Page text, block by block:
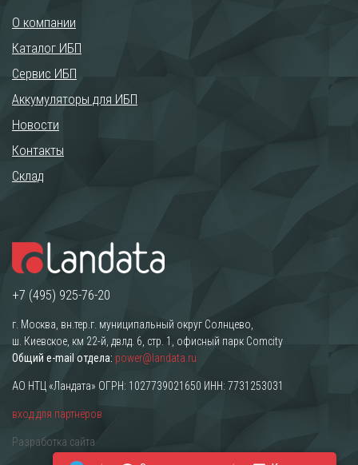
О компании
Каталог ИБП
Сервис ИБП
Аккумуляторы для ИБП
Новости
Контакты
Склад
+7 (495) 925-76-20
г. Москва, вн.тер.г. муниципальный округ Солнцево,
ш. Киевское, км 22-й, двлд. 6, стр. 1, офисный парк Comcity
Общий e-mail отдела: power@landata.ru
АО НТЦ «Ландата» ОГРН: 1027739021650 ИНН: 7731253031
вход для партнёров
Разработка сайта